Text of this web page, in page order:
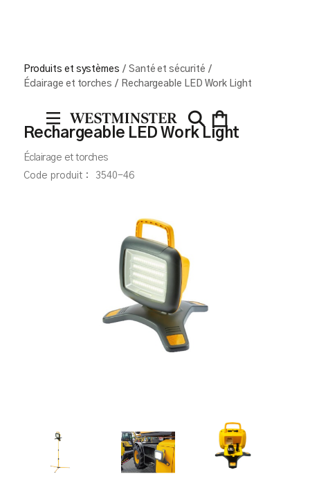
Produits et systèmes / Santé et sécurité /
Éclairage et torches / Rechargeable LED Work Light
Rechargeable LED Work Light
Éclairage et torches
Code produit :
3540-46